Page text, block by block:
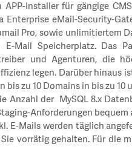
Installer für gängige
Enterprise eMail-Security-
Pro, sowie unlimitiertem
E-Mail Speicherplatz. Das
und Agenturen, die
legen. Darüber hinaus
bis zu 10 Domains in bis zu
Anzahl der MySQL 8.x
Anforderungen bequem
E-Mails werden täglich
vorrätig gehalten. Für die